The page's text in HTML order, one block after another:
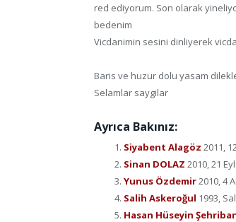
red ediyorum. Son olarak
bedenim
Vicdanimin sesini dinliyerek
Baris ve huzur dolu yasam
Selamlar saygilar
Ayrıca Bakınız:
Siyabent Alagöz 2011,
Sinan DOLAZ 2010, 21
Yunus Özdemir2010, 4
Salih Askeroğul 1993,
Hasan Hüseyin